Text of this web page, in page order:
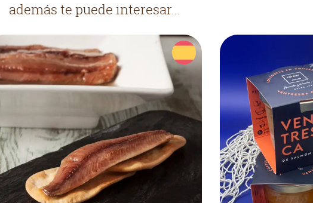
además te puede interesar...